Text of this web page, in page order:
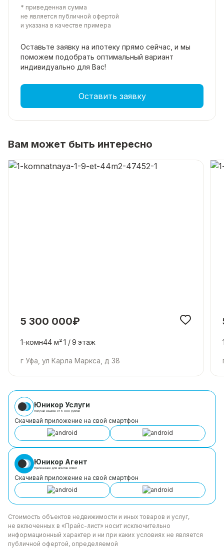
* приведенная сумма
не является публичной офертой
и указана в качестве примера
Оставьте заявку на ипотеку прямо сейчас, и мы
поможем подобрать оптимальный вариант
индивидуально для Вас!
Оставить заявку
Вам может быть интересно
5 300 000₽
1-комн44 м²1 /9 этаж
г Уфа, ул Карла Маркса, д 38
Юникор Услуги
Получай кешбэк от 5 000 рублей
Скачивай приложение на свой смартфон
Юникор Агент
Приложение для агентов Unikor
Скачивай приложение на свой смартфон
Стоимость объектов недвижимости и иных товаров и услуг,
не включенных в «Прайс-лист» носит исключительно
информационный характер и ни при каких условиях не является
публичной офертой, определяемой